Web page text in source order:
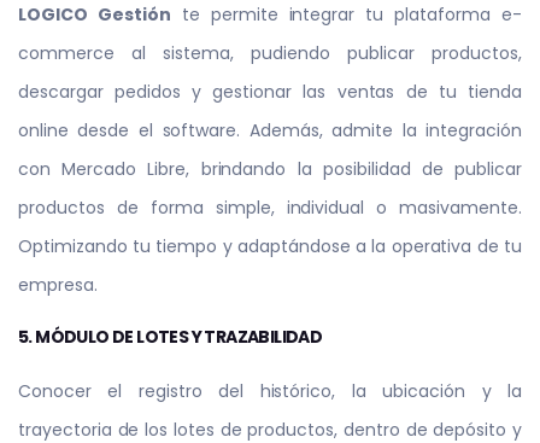
LOGICO Gestión te permite integrar tu plataforma e-
commerce al sistema, pudiendo publicar productos,
descargar pedidos y gestionar las ventas de tu tienda
online desde el software. Además, admite la integración
con Mercado Libre, brindando la posibilidad de publicar
productos de forma simple, individual o masivamente.
Optimizando tu tiempo y adaptándose a la operativa de tu
empresa.
5. MÓDULO DE LOTES Y TRAZABILIDAD
Conocer el registro del histórico, la ubicación y la
trayectoria de los lotes de productos, dentro de depósito y